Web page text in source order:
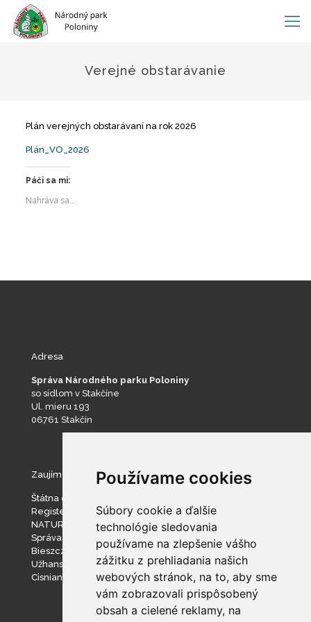
Používame cookies
Súbory cookie a ďalšie
technológie sledovania
používame na zlepšenie vášho
zážitku z prehliadania našich
webových stránok, na to, aby sme
vám zobrazovali prispôsobený
obsah a cielené reklamy, na
Verejné obstarávanie
Plán verejných obstarávaní na rok 2026
Plán_VO_2026
Páči sa mi:
Nahráva sa...
Adresa
Správa Národného parku Poloniny
so sídlom v Stakčíne
Ul. mieru 193
06761 Stakčín
Zaujímavé stránky
Štátna ochrana prírody SR
Register ponúkaného majetku štátu
NATURA 2000
Správa slovenských jaskýň
Bieszczadzki Park Narodowy
Užhanský národný prírodný park
Cisniansko-Wetlinský park krajobrazowy